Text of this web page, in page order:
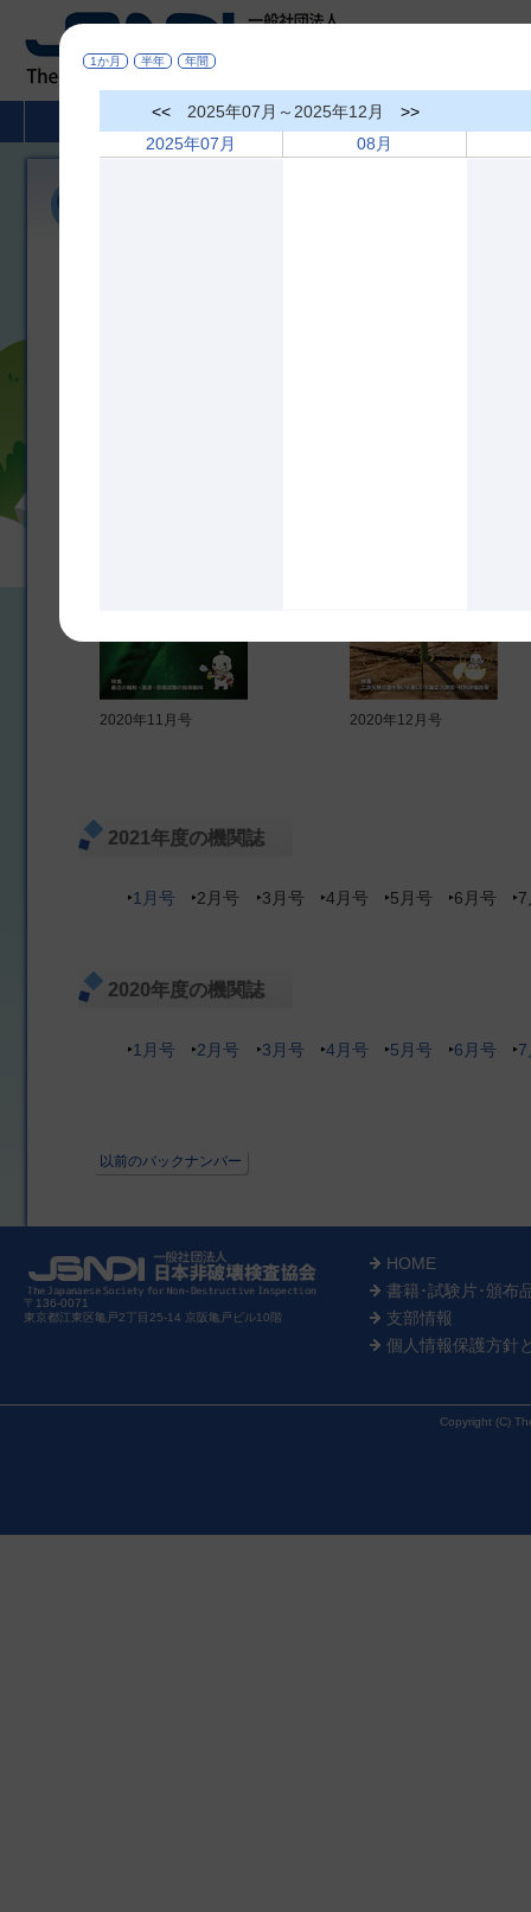
非破壊検査とは 学術活動
2020年11月号 2020年12月号
2021年度の機関誌
1月号 2月号 3月号 4月号 5月号 6月号
2020年度の機関誌
1月号 2月号 3月号 4月号 5月号 6月号
以前のバックナンバー
〒136-0071
東京都江東区亀戸2丁目25-14 京阪亀戸ビル10階
HOME
書籍･試験片･頒布
支部情報
個人情報保護方針
Copyright (C)
1か月 半年 年間
<< 2025年07月～2025年12月
>>
2025年07月
08月